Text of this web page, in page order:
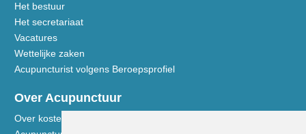
Het bestuur
Het secretariaat
Vacatures
Wettelijke zaken
Acupuncturist volgens Beroepsprofiel
Over Acupunctuur
Over kosten en vergoedingen